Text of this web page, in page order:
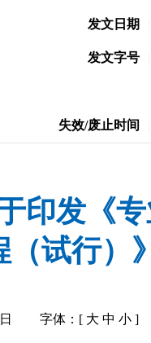
发文日期
发文字号
失效/废止时间
印发《
试行）
字体：[ 大 中 小 ]